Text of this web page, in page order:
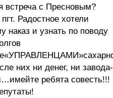
встреча с Пресновым?
Радостное хотели
наказ и узнать по поводу
них ни денег, ни завода-
ребята совесть!!!